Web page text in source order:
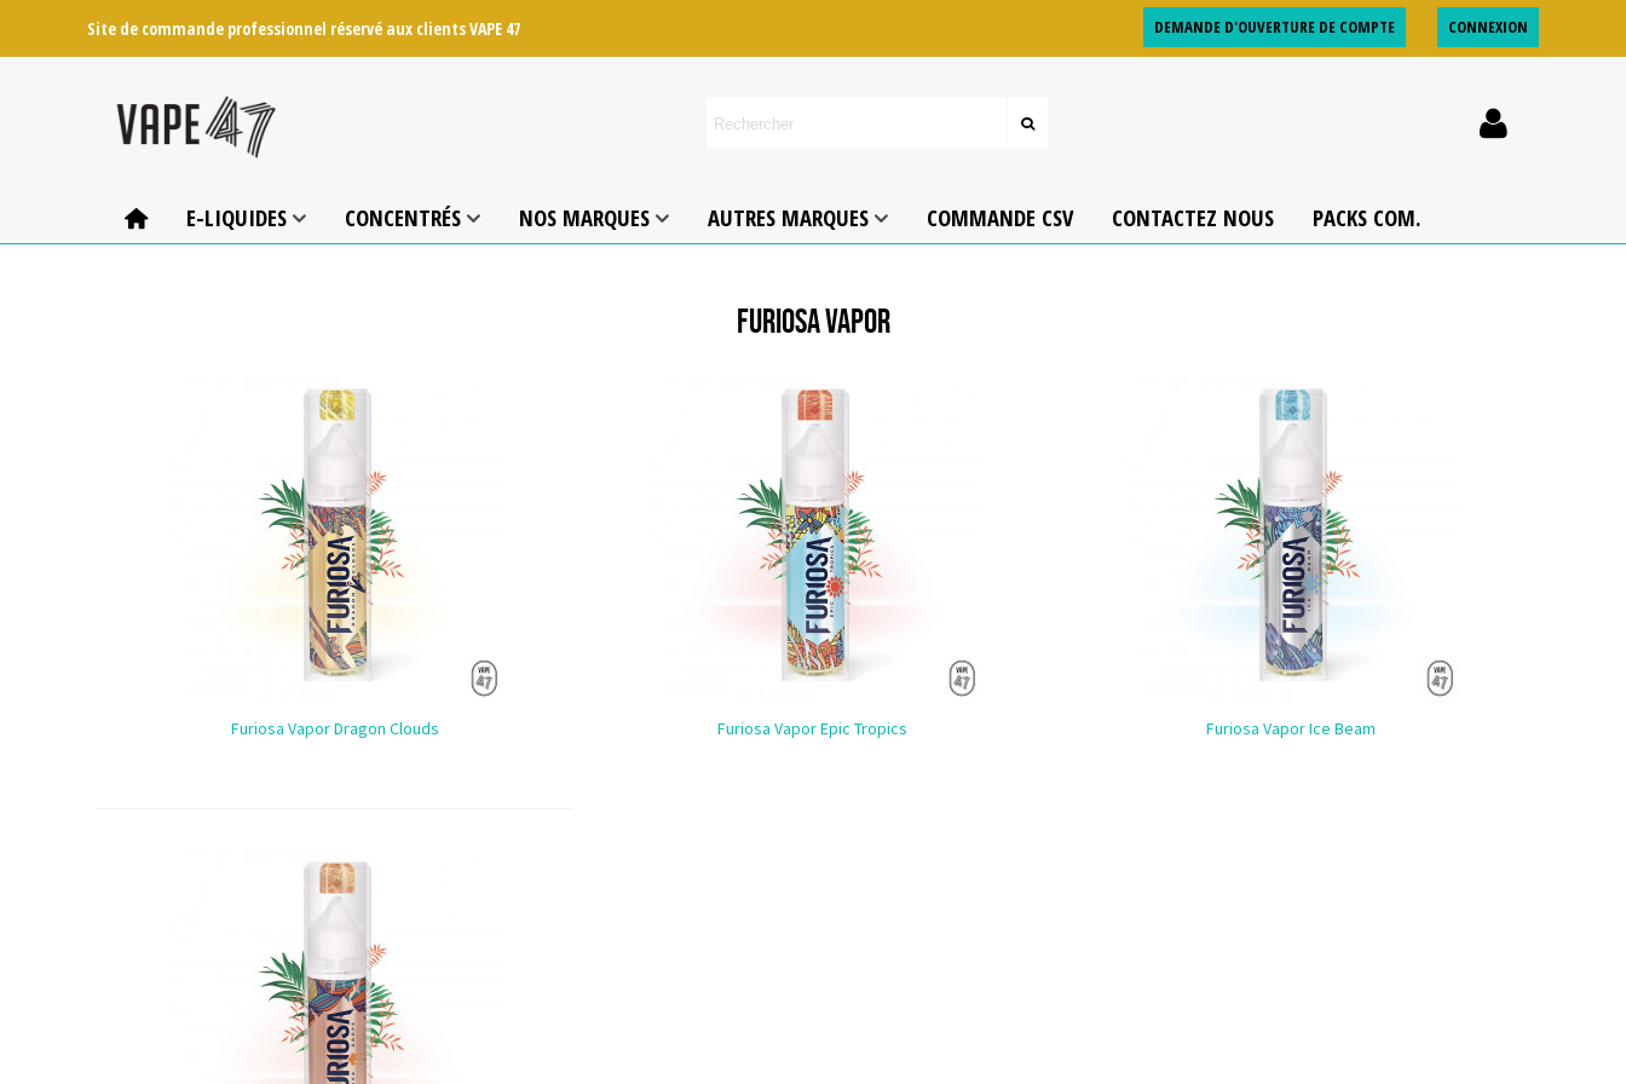
Site de commande professionnel réservé aux clients VAPE 47 DEMANDE D'OUVERTURE DE COMPTE CONNEXION
E-LIQUIDES CONCENTRÉS NOS MARQUES AUTRES MARQUES COMMANDE CSV CONTACTEZ NOUS PACKS COM.
FURIOSA VAPOR
Furiosa Vapor Dragon Clouds Furiosa Vapor Epic Tropics Furiosa Vapor Ice Beam